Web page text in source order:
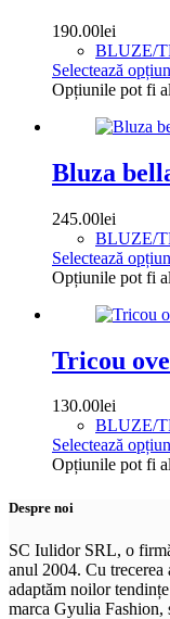
190.00lei
BLUZE/
Selectează
Opțiunile pot fi
Bluza
245.00lei
BLUZE/
Selectează
Opțiunile pot fi
Tricou
130.00lei
BLUZE/
Selectează
Opțiunile pot fi
Despre noi
SC Iulidor SRL, o
anul 2004. Cu trecerea
adaptăm noilor
marca Gyulia Fashion,